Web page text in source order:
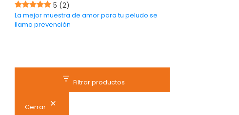
5 (2)
La mejor muestra de amor para tu peludo se
llama prevención
Filtrar productos
Cerrar